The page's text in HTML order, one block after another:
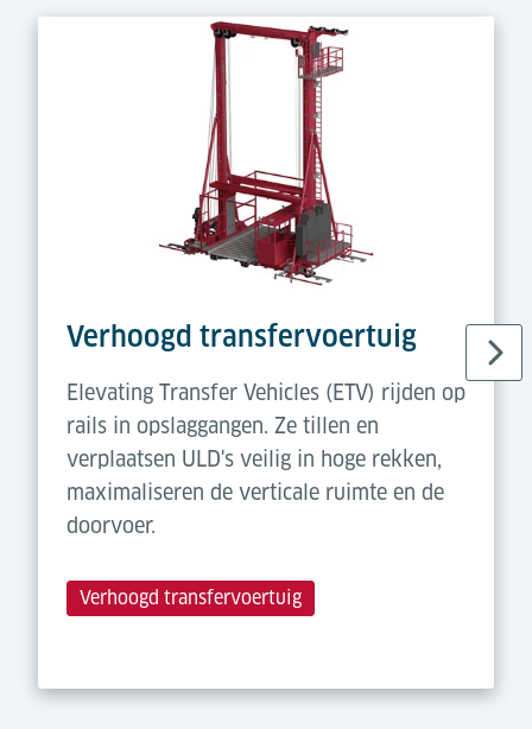
Verhoogd transfervoertuig
Elevating Transfer Vehicles (ETV) rijden op
rails in opslaggangen. Ze tillen en
verplaatsen ULD's veilig in hoge rekken,
maximaliseren de verticale ruimte en de
doorvoer.
Verhoogd transfervoertuig